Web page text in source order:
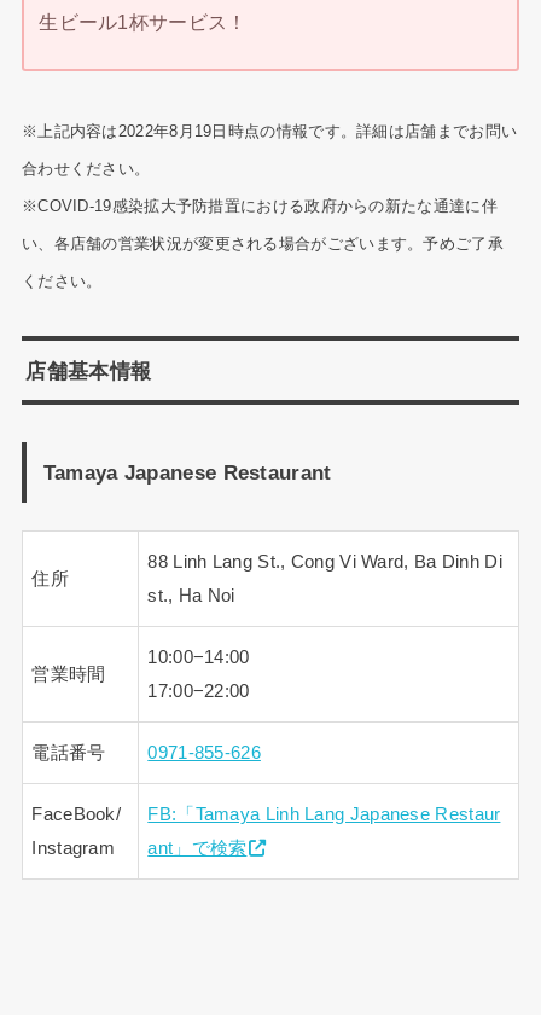
生ビール1杯サービス！
※上記内容は2022年8月19日時点の情報です。詳細は店舗までお問い
合わせください。
※COVID-19感染拡大予防措置における政府からの新たな通達に伴
い、各店舗の営業状況が変更される場合がございます。予めご了承
ください。
店舗基本情報
Tamaya Japanese Restaurant
住所
88 Linh Lang St., Cong Vi Ward, Ba Dinh Di
st., Ha Noi
営業時間
10:00−14:00
17:00−22:00
電話番号 0971-855-626
FaceBook/
Instagram
FB:「Tamaya Linh Lang Japanese Restaur
ant」で検索